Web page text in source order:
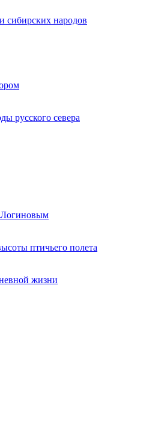
сибирских народов
русского севера
Логиновым
птичьего полета
жизни